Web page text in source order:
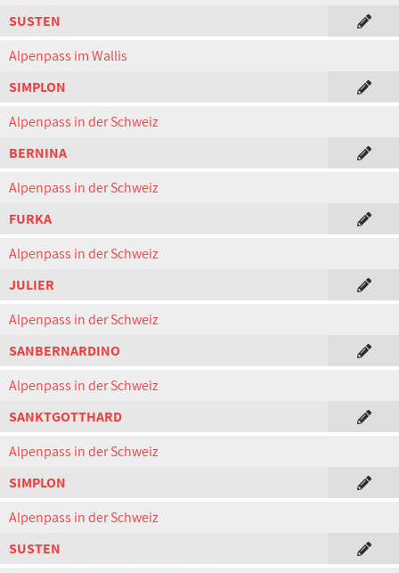
SUSTEN
Alpenpass im Wallis
SIMPLON
Alpenpass in der Schweiz
BERNINA
Alpenpass in der Schweiz
FURKA
Alpenpass in der Schweiz
JULIER
Alpenpass in der Schweiz
SANBERNARDINO
Alpenpass in der Schweiz
SANKTGOTTHARD
Alpenpass in der Schweiz
SIMPLON
Alpenpass in der Schweiz
SUSTEN